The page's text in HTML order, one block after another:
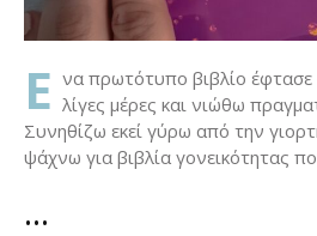
Ε να πρωτότυπο βιβλίο έφτασε
λίγες μέρες και νιώθω
Συνηθίζω εκεί γύρω από την
ψάχνω για βιβλία γονεικότητας